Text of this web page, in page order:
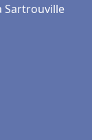
Sartrouville